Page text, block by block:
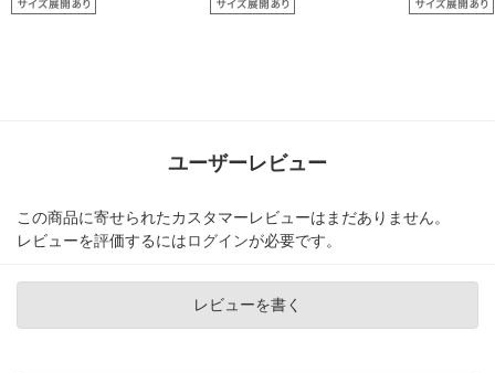
ユーザーレビュー
この商品に寄せられたカスタマーレビューはまだありません。
レビューを評価するにはログインが必要です。
レビューを書く